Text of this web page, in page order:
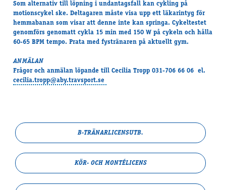
Som alternativ till löpning i undantagsfall kan cykling på
motionscykel ske. Deltagaren måste visa upp ett läkarintyg för
hemmabanan som visar att denne inte kan springa. Cykeltestet
genomförs genomatt cykla 15 min med 150 W på cykeln och hålla
60-65 BPM tempo. Prata med fystränaren på aktuellt gym.
ANMÄLAN
Frågor och anmälan löpande till Cecilia Tropp 031-706 66 06 el.
cecilia.tropp@aby.travsport.se
B-TRÄNAR­LICENSUTB.
KÖR- OCH MONTÉLICENS